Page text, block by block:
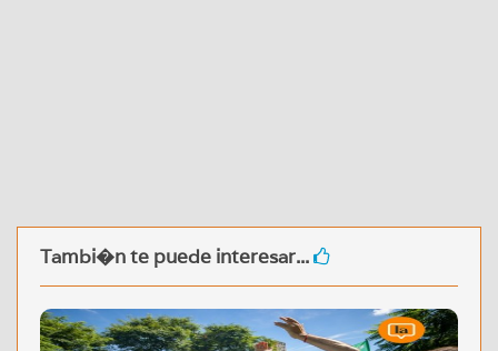
Tambi�n te puede interesar...